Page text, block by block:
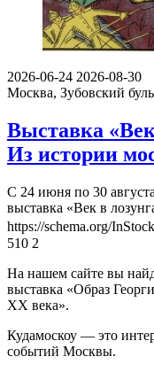
2026-06-24 2026-08-30
Москва, Зубовский
Выставка
Из истории
С 24 июня по 30
выставка «Век в
https://schema.org/InStock
510 2
На нашем сайте вы
выставка «Образ
ХХ века».
Кудамоскоу — это
событий Москвы.